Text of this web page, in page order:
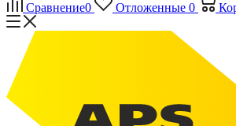
Сравнение0 Отложенные 0